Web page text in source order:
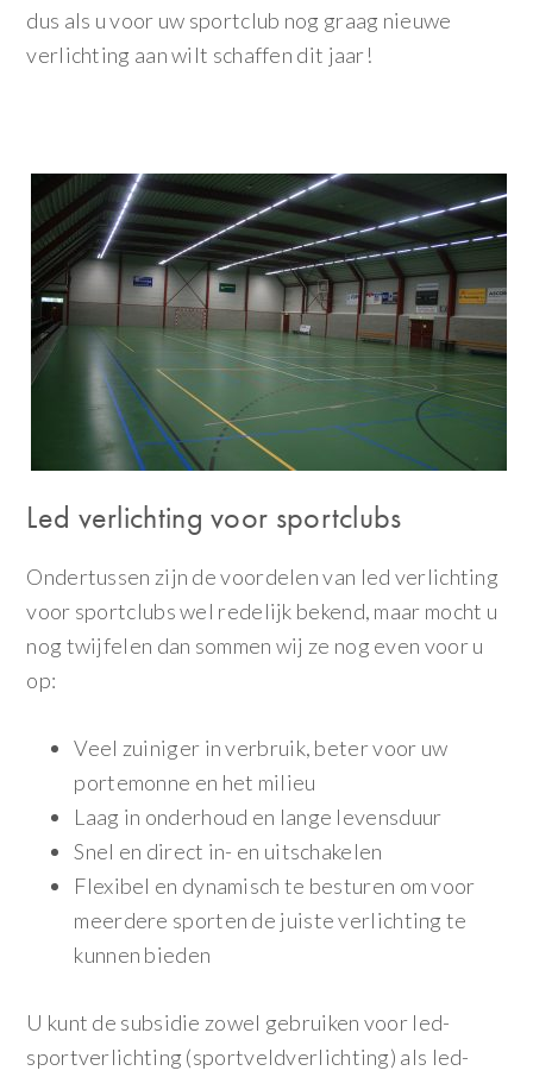
dus als u voor uw sportclub nog graag nieuwe
verlichting aan wilt schaffen dit jaar!
Led verlichting voor sportclubs
Ondertussen zijn de voordelen van led verlichting
voor sportclubs wel redelijk bekend, maar mocht u
nog twijfelen dan sommen wij ze nog even voor u
op:
Veel zuiniger in verbruik, beter voor uw
portemonne en het milieu
Laag in onderhoud en lange levensduur
Snel en direct in- en uitschakelen
Flexibel en dynamisch te besturen om voor
meerdere sporten de juiste verlichting te
kunnen bieden
U kunt de subsidie zowel gebruiken voor led-
sportverlichting (sportveldverlichting) als led-